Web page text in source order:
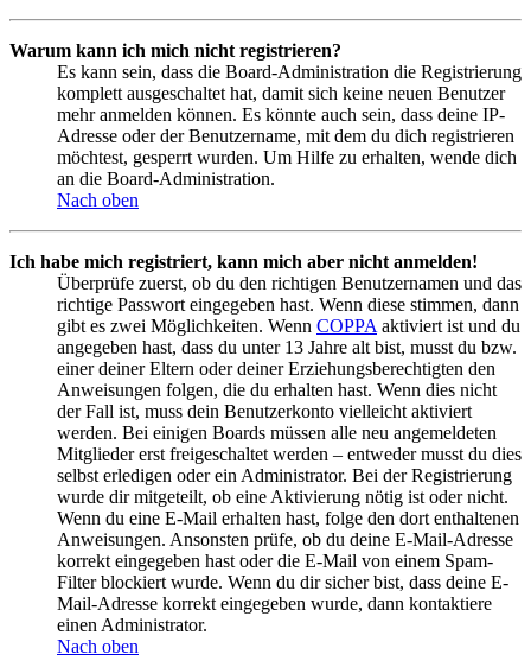
Warum kann ich mich nicht registrieren?
Es kann sein, dass die Board-Administration die Registrierung
komplett ausgeschaltet hat, damit sich keine neuen Benutzer
mehr anmelden können. Es könnte auch sein, dass deine IP-
Adresse oder der Benutzername, mit dem du dich registrieren
möchtest, gesperrt wurden. Um Hilfe zu erhalten, wende dich
an die Board-Administration.
Nach oben
Ich habe mich registriert, kann mich aber nicht anmelden!
Überprüfe zuerst, ob du den richtigen Benutzernamen und das
richtige Passwort eingegeben hast. Wenn diese stimmen, dann
gibt es zwei Möglichkeiten. Wenn COPPA aktiviert ist und du
angegeben hast, dass du unter 13 Jahre alt bist, musst du bzw.
einer deiner Eltern oder deiner Erziehungsberechtigten den
Anweisungen folgen, die du erhalten hast. Wenn dies nicht
der Fall ist, muss dein Benutzerkonto vielleicht aktiviert
werden. Bei einigen Boards müssen alle neu angemeldeten
Mitglieder erst freigeschaltet werden – entweder musst du dies
selbst erledigen oder ein Administrator. Bei der Registrierung
wurde dir mitgeteilt, ob eine Aktivierung nötig ist oder nicht.
Wenn du eine E-Mail erhalten hast, folge den dort enthaltenen
Anweisungen. Ansonsten prüfe, ob du deine E-Mail-Adresse
korrekt eingegeben hast oder die E-Mail von einem Spam-
Filter blockiert wurde. Wenn du dir sicher bist, dass deine E-
Mail-Adresse korrekt eingegeben wurde, dann kontaktiere
einen Administrator.
Nach oben